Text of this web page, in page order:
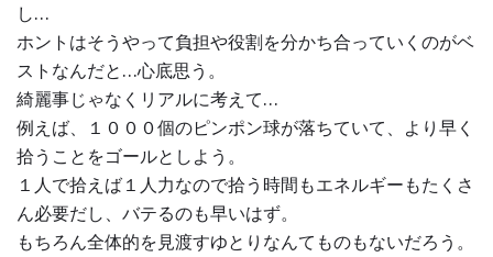
し…
ホントはそうやって負担や役割を分かち合っていくのがベ
ストなんだと…心底思う。
綺麗事じゃなくリアルに考えて…
例えば、１０００個のピンポン球が落ちていて、より早く
拾うことをゴールとしよう。
１人で拾えば１人力なので拾う時間もエネルギーもたくさ
ん必要だし、バテるのも早いはず。
もちろん全体的を見渡すゆとりなんてものもないだろう。